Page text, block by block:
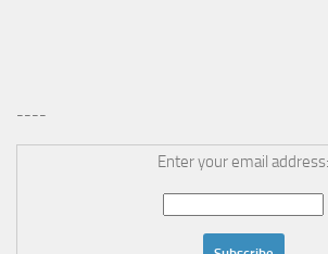
----
Enter your email address: